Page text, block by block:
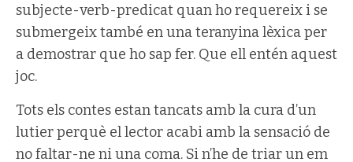
subjecte-verb-predicat quan ho requereix i se
submergeix també en una teranyina lèxica per
a demostrar que ho sap fer. Que ell entén aquest
joc.
Tots els contes estan tancats amb la cura d’un
lutier perquè el lector acabi amb la sensació de
no faltar-ne ni una coma. Si n’he de triar un em